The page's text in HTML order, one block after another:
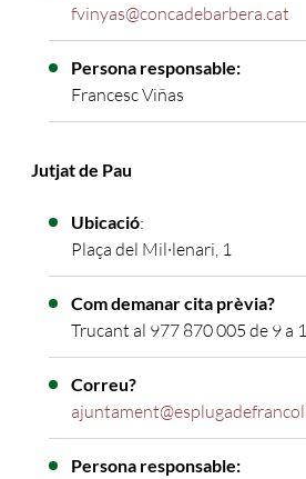
fvinyas@concadebarbera.cat
Persona responsable:
Francesc Viñas
Jutjat de Pau
Ubicació:
Plaça del Mil·lenari, 1
Com demanar cita prèvia?
Trucant al 977 870 005 de 9 a
Correu?
Persona responsable: